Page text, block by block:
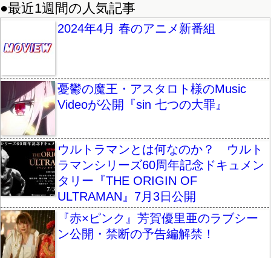
●最近1週間の人気記事
2024年4月 春のアニメ新番組
憂鬱の魔王・アスタロト様のMusic
Videoが公開『sin 七つの大罪』
ウルトラマンとは何なのか？ ウルト
ラマンシリーズ60周年記念ドキュメン
タリー『THE ORIGIN OF
ULTRAMAN』7月3日公開
『赤×ピンク』芳賀優里亜のラブシー
ン公開・禁断の予告編解禁！